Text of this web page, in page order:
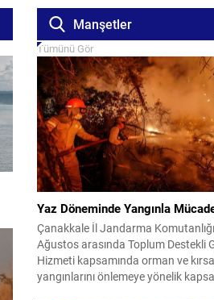
Manşetler
Tümünü Gör
Yaz Döneminde Yangınla
Çanakkale İl Jandarma
Ağustos arasında Toplum Destekli
Hizmeti kapsamında orman ve
yangınlarını önlemeye yönelik